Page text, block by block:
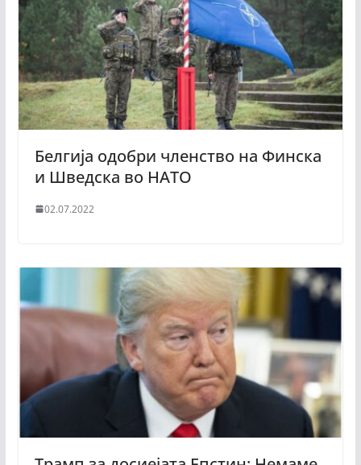
Белгија одобри членство на Финска
и Шведска во НАТО
02.07.2022